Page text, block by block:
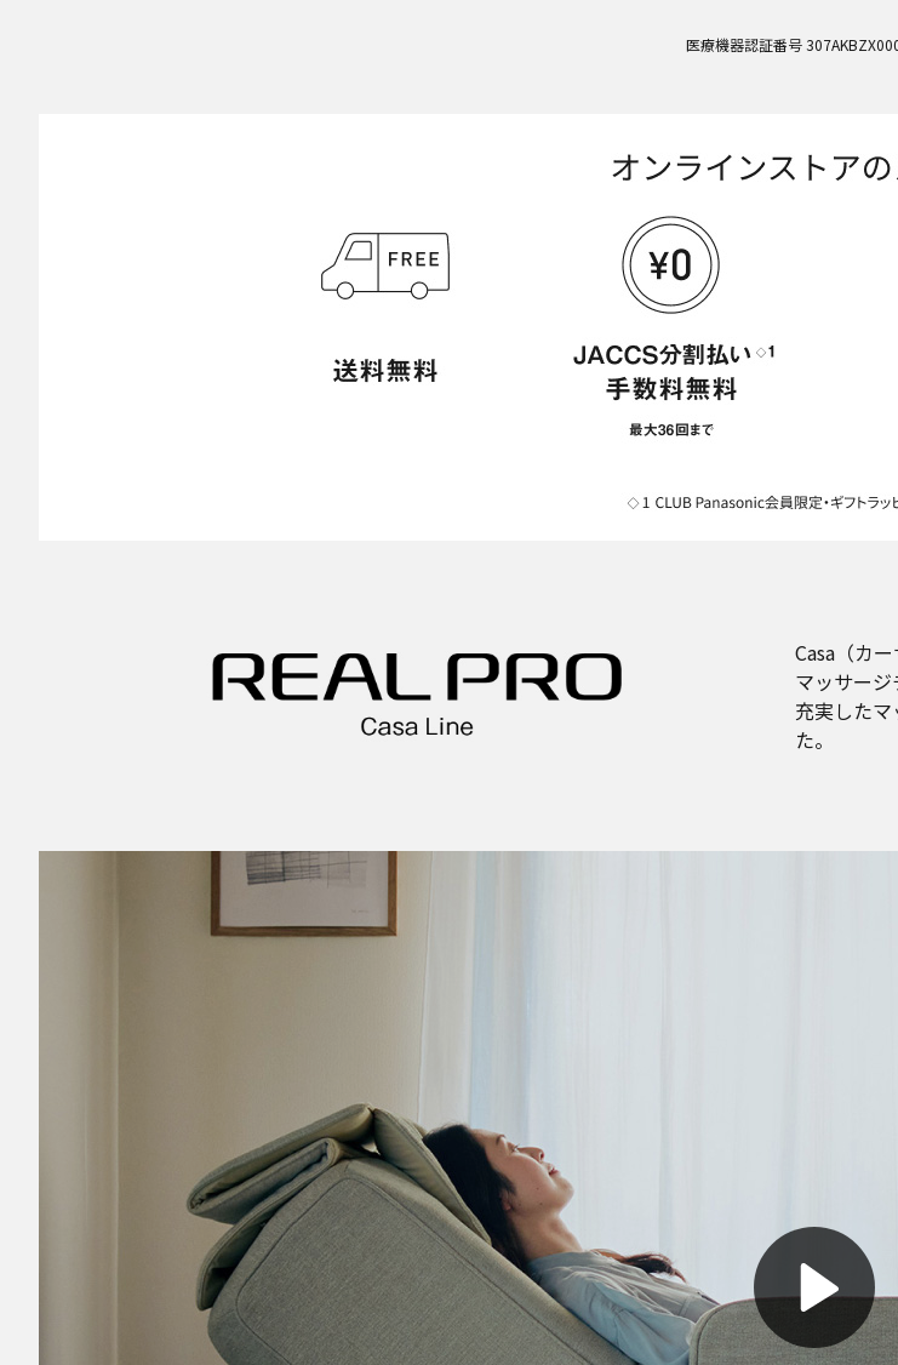
医療機器認証番号
Casa（カ
マッサージ
充実した
た。